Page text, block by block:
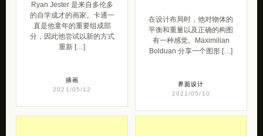
Ryan Jester 是来自多伦多
的自学成才的画家。卡通一
直是他童年的重要组成部
分，因此他尝试以新的方式
重新 […]
插画
2021/05/12
在设计布局时，他对物体的
平衡和重量以及正确的构图
有一种感觉。Maximilian
Bolduan 分享一个图形 […]
界面设计
2021/05/10